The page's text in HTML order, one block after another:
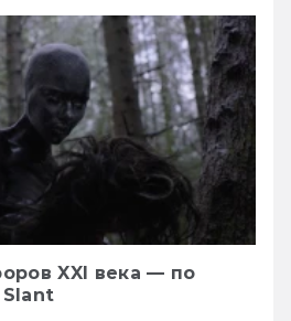
XXI века — по